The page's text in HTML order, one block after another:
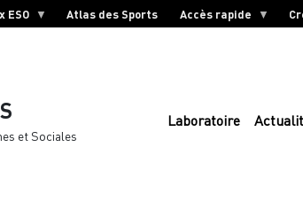
ESO Atlas des Sports Accès rapide
et Sociales
Laboratoire